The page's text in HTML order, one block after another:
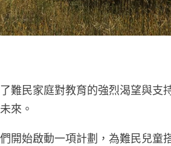
難民家庭對教育的強烈渴望與支
來。
開始啟動一項計劃，為難民兒童